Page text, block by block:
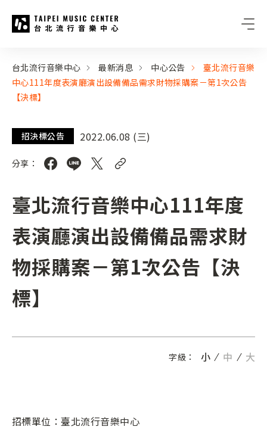
:::
台北流行音樂中心 最新消息 中心公告
臺北流行音樂
中心111年度表演廳演出設備備品需求財物採購案－第1次公告
【決標】
招決標公告 2022.06.08 (三)
分享：
臺北流行音樂中心111年度
表演廳演出設備備品需求財
物採購案－第1次公告【決
標】
字級： 小 中 大
招標單位：臺北流行音樂中心